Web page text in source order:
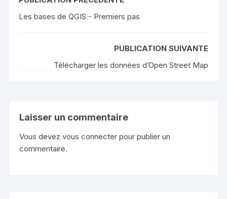
Les bases de QGIS - Premiers pas
PUBLICATION SUIVANTE
Télécharger les données d’Open Street Map
Laisser un commentaire
Vous devezvous connecter pour publier un
commentaire.